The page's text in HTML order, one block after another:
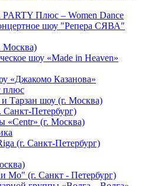
Плюс – Women Dance
шоу "Репера СЯВА"
Москва)
шоу «Made in Heaven»
«Джакомо Казанова»
плюс
Тарзан шоу (г. Москва)
Санкт-Петербург)
«Centr» (г. Москва)
(г. Санкт-Петербург)
Мо" (г. Санкт - Петербург)